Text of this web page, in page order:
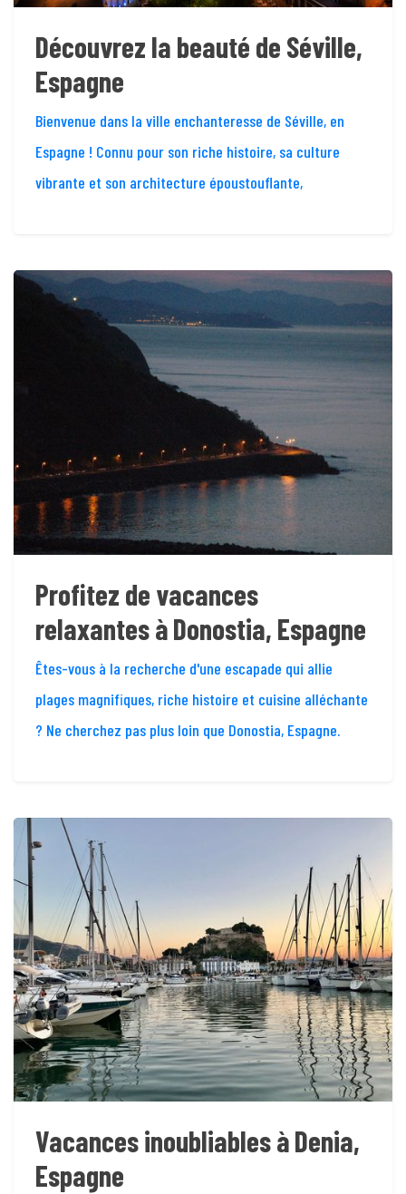
Découvrez la beauté de Séville,
Espagne
Bienvenue dans la ville enchanteresse de Séville, en
Espagne ! Connu pour son riche histoire, sa culture
vibrante et son architecture époustouflante,
Profitez de vacances
relaxantes à Donostia, Espagne
Êtes-vous à la recherche d'une escapade qui allie
plages magnifiques, riche histoire et cuisine alléchante
? Ne cherchez pas plus loin que Donostia, Espagne.
Vacances inoubliables à Denia,
Espagne